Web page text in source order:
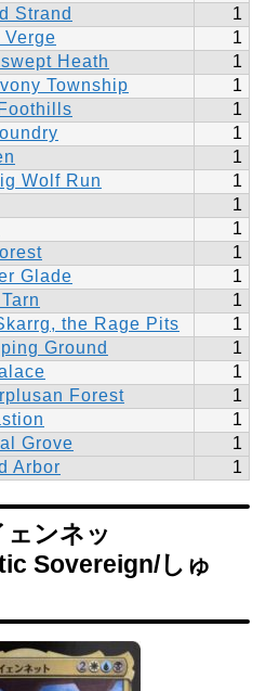
Strand
1
Verge
1
Heath
1
Township
1
1
1
1
Wolf Run
1
1
1
1
Glade
1
1
the Rage Pits
1
Ground
1
1
Forest
1
1
Grove
1
Arbor
1
ンネッ
Sovereign/しゅ